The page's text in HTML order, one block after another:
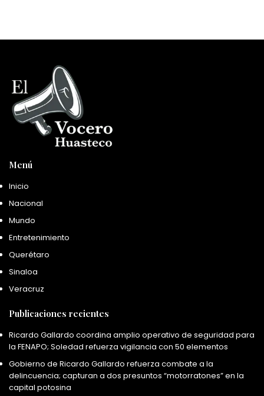
Menú
Inicio
Nacional
Mundo
Entretenimiento
Querétaro
Sinaloa
Veracruz
Publicaciones recientes
Ricardo Gallardo coordina amplio operativo de seguridad para
la FENAPO; Soledad refuerza vigilancia con 50 elementos
Gobierno de Ricardo Gallardo refuerza combate a la
delincuencia; capturan a dos presuntos “motorratones” en la
capital potosina